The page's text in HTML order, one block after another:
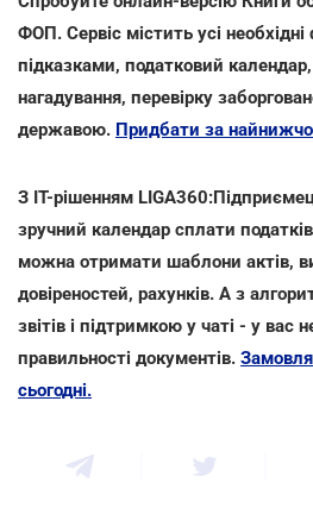
ФОП. Сервіс містить усі необхідні
підказками, податковий
нагадування, перевірку
державою. Придбати за
З IT-рішенням
зручний календар сплати податків
можна отримати шаблони актів,
довіреностей, рахунків. А з
звітів і підтримкою у чаті - у вас
правильності документів.
сьогодні.